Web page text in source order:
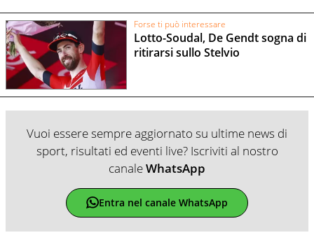
Forse ti può interessare
Lotto-Soudal, De Gendt sogna di
ritirarsi sullo Stelvio
Vuoi essere sempre aggiornato su ultime news di
sport, risultati ed eventi live? Iscriviti al nostro
canaleWhatsApp
Entra nel canale WhatsApp